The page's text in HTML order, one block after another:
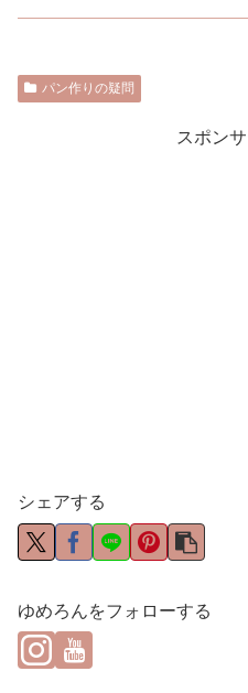
パン作りの疑問
スポン
シェアする
ゆめろんをフォローする